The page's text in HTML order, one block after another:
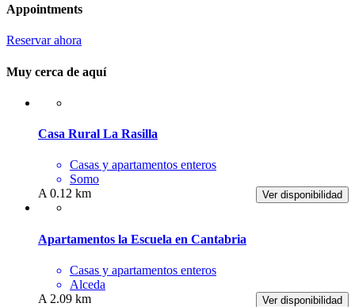
Appointments
Reservar ahora
Muy cerca de aquí
Casa Rural La Rasilla
Casas y apartamentos enteros
Somo
Ver disponibilidad
A 0.12 km
Apartamentos la Escuela en Cantabria
Casas y apartamentos enteros
Alceda
Ver disponibilidad
A 2.09 km